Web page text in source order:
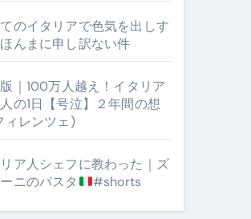
アン】【営業風景】
のイタリアで色気を出しす
んまに申し訳ない件
｜100万人越え！イタリア
の1日【号泣】２年間の想
ィレンツェ)
ア人シェフに教わった｜ズ
ニのパスタ
#shorts